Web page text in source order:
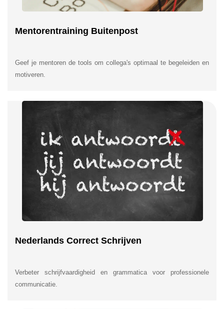
Mentorentraining Buitenpost
Geef je mentoren de tools om collega's optimaal te begeleiden en
motiveren.
Nederlands Correct Schrijven
Verbeter schrijfvaardigheid en grammatica voor professionele
communicatie.